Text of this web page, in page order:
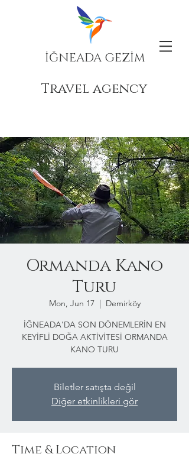
İĞNEADA GEZİM
Travel agency
Ormanda Kano
Turu
Mon, Jun 17
  |
Demirköy
İĞNEADA'DA SON DÖNEMLERİN EN
KEYİFLİ DOĞA AKTİVİTESİ ORMANDA
KANO TURU
Biletler satışta değil
Diğer etkinlikleri gör
Time & Location